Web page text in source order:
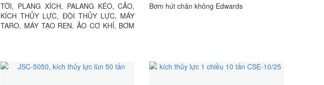
TỜI, PLANG XÍCH, PALANG KÉO, CẢO,
KÍCH THỦY LỰC, ĐỘI THỦY LỰC, MÁY
TARO, MÁY TẠO REN, ẢO CƠ KHÍ, BƠM
Bơm hút chân không Edwards